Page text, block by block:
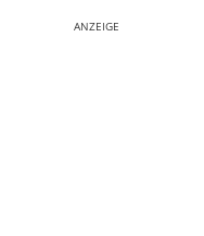
ANZEIGE